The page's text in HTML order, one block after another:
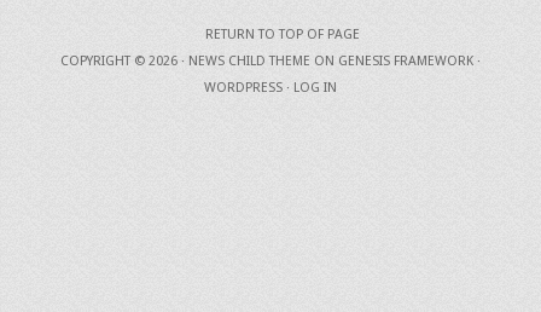
RETURN TO TOP OF PAGE
COPYRIGHT © 2026 · NEWS CHILD THEME ON GENESIS FRAMEWORK ·
WORDPRESS · LOG IN